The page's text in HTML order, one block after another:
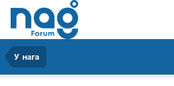
У нага